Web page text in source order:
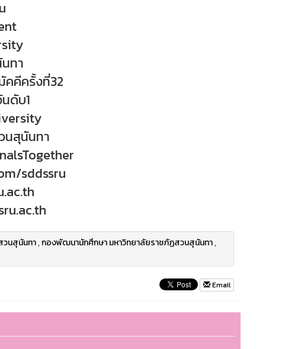
ทา
คีครั้งที่32
ดับ1
สุนันทา
sddssru
นสุนันทา,กองพัฒนานักศึกษา มหาวิทยาลัยราชภัฏสวนสุนันทา,
Email